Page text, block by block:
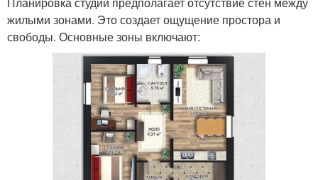
жилыми зонами. Это создает ощущение простора и
свободы. Основные зоны включают: